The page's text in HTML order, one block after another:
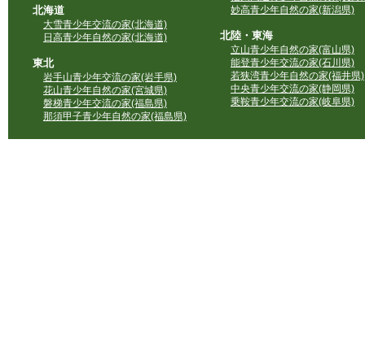
北海道
大雪青少年交流の家(北海道)
日高青少年自然の家(北海道)
東北
岩手山青少年交流の家(岩手県)
花山青少年自然の家(宮城県)
磐梯青少年交流の家(福島県)
那須甲子青少年自然の家(福島県)
妙高青少年自然の家(新潟県)
北陸・東海
立山青少年自然の家(富山県)
能登青少年交流の家(石川県)
若狭湾青少年自然の家(福井県)
中央青少年交流の家(静岡県)
乗鞍青少年交流の家(岐阜県)